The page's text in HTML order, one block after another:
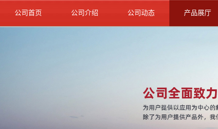
公司首页 公司介绍 公司动态 产品展厅